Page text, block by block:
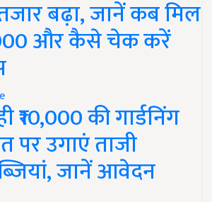
बढ़ा, जानें कब मिल
और कैसे चेक करें
₹10,000 की गार्डनिंग
पर उगाएं ताजी
जानें आवेदन